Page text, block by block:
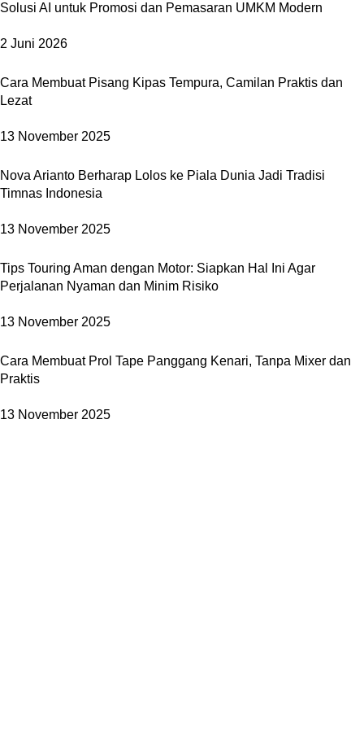
Solusi AI untuk Promosi dan Pemasaran UMKM Modern
2 Juni 2026
Cara Membuat Pisang Kipas Tempura, Camilan Praktis dan
Lezat
13 November 2025
Nova Arianto Berharap Lolos ke Piala Dunia Jadi Tradisi
Timnas Indonesia
13 November 2025
Tips Touring Aman dengan Motor: Siapkan Hal Ini Agar
Perjalanan Nyaman dan Minim Risiko
13 November 2025
Cara Membuat Prol Tape Panggang Kenari, Tanpa Mixer dan
Praktis
13 November 2025